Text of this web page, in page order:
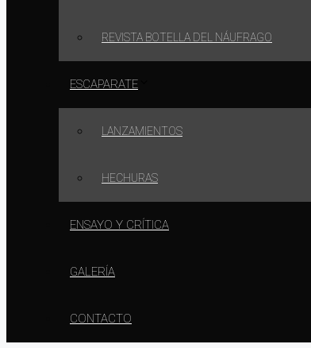
REVISTA BOTELLA DEL NÁUFRAGO
ESCAPARATE
LANZAMIENTOS
HECHURAS
ENSAYO Y CRÍTICA
GALERÍA
CONTACTO